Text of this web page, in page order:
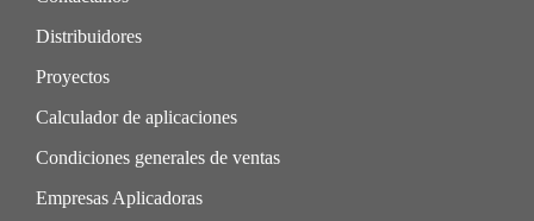
Distribuidores
Proyectos
Calculador de aplicaciones
Condiciones generales de ventas
Empresas Aplicadoras